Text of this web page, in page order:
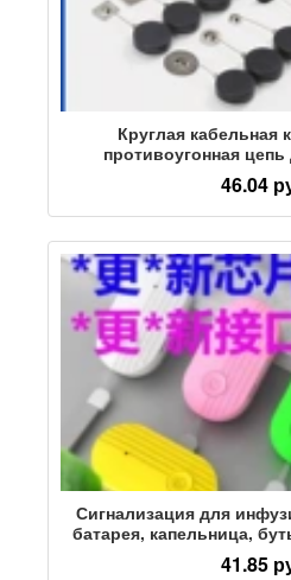
Круглая кабельная
противоугонная
телефона, защита от
супермаркете,
сбора проволоки,
46.04
Сигнализация для
батарея, капельница,
иглой,
автоматическое 41.85